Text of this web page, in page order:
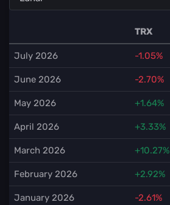
TRX
July 2026 -1.05%
June 2026 -2.70%
May 2026 +1.64%
April 2026 +3.33%
March 2026 +10.27%
February 2026 +2.92%
January 2026 -2.61%